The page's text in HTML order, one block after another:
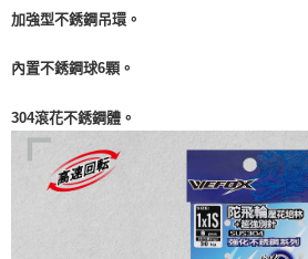
1.分期款項不併入電信帳單，「大哥付你分期」
醒簡訊。
帳／街口支付／iPASS MONEY」等通路繳費。
【注意事項】
1.本服務係由「台灣大哥大股份有限公司」（
用戶於交易時，得透過本服務購買商品或服務
買賣價金債權讓與本公司後，依約使用本公司帳
2.基於同意付款使用「大哥付你分期」之契約關
資料（包含姓名、電話或地址）提供予台灣大
由本公司與您本人進行分期帳單所需資料之確認
3.完整用戶服務條款，請詳閱以下連結：https://
【「AFTEE先享後付」結帳流程】
結帳頁面，進行簡訊認證並確認金額後，即可完
２．訂單成立數日內，您將收到繳費通知簡訊。
ATM／網路銀行／等多元方式進行付款，方視為
※ 請注意：結帳手續完成當下不需立刻繳費，
購買商品的店家。未經商家同意取消之訂單仍視
後付繳納相關費用。
※ 交易是否成功請以「AFTEE先享後付 」之結
是否繳費成功／繳費後需取消欲退款等相關疑
https://
全家取貨付款
每筆NT$60，滿NT$1,200(含以上)免運費
每筆NT$60，滿NT$1,200(含以上)免運費
7-11取貨付款
每筆NT$60，滿NT$1,200(含以上)免運費
加強型不銹鋼吊環。
內置不銹鋼球6顆。
304滾花不銹鋼體。